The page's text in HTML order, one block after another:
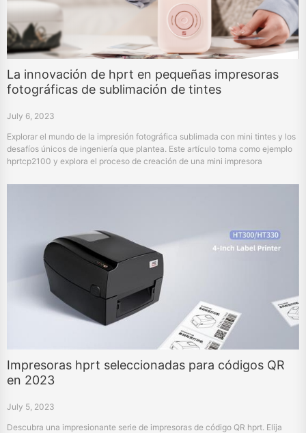
La innovación de hprt en pequeñas impresoras
fotográficas de sublimación de tintes
July 6, 2023
Explorar el mundo de la impresión fotográfica sublimada con mini tintes y los
desafíos únicos de ingeniería que plantea. Este artículo toma como ejemplo
hprtcp2100 y explora el proceso de creación de una mini impresora
impresora de bolsillo, como el control preciso de la temperatura y la
Impresoras hprt seleccionadas para códigos QR
en 2023
July 5, 2023
Descubra una impresionante serie de impresoras de código QR hprt. Elija